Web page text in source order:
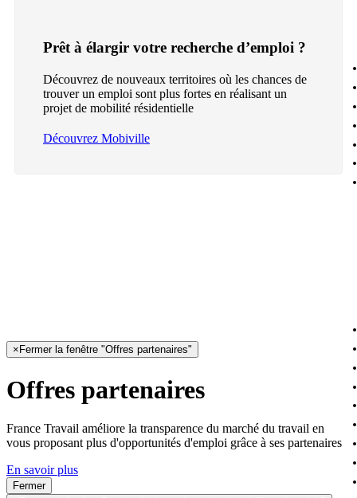
Prêt à élargir votre recherche d’emploi ?
Découvrez de nouveaux territoires où les chances de
trouver un emploi sont plus fortes en réalisant un
projet de mobilité résidentielle
Découvrez Mobiville
× Fermer la fenêtre "Offres partenaires"
Offres partenaires
France Travail améliore la transparence du marché du travail en
vous proposant plus d'opportunités d'emploi grâce à ses partenaires
En savoir plus
Fermer